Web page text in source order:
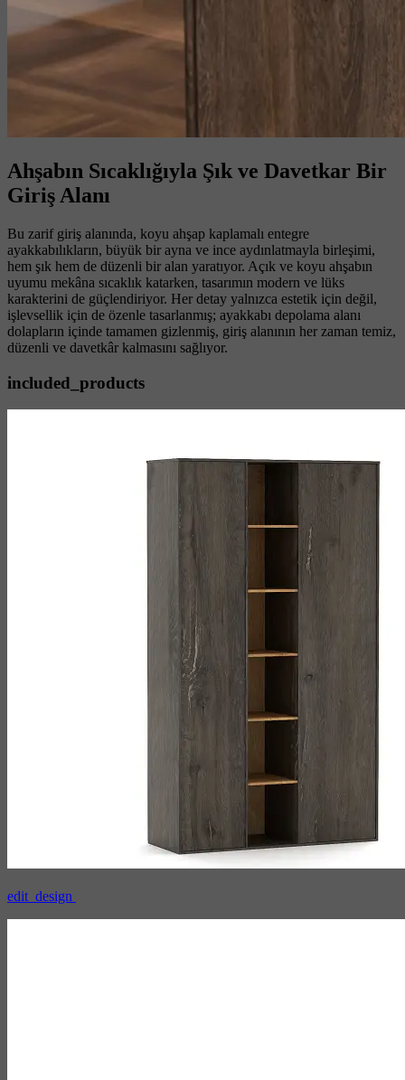
Ahşabın Sıcaklığıyla Şık ve Davetkar Bir
Giriş Alanı
Bu zarif giriş alanında, koyu ahşap kaplamalı entegre
ayakkabılıkların, büyük bir ayna ve ince aydınlatmayla birleşimi,
hem şık hem de düzenli bir alan yaratıyor. Açık ve koyu ahşabın
uyumu mekâna sıcaklık katarken, tasarımın modern ve lüks
karakterini de güçlendiriyor. Her detay yalnızca estetik için değil,
işlevsellik için de özenle tasarlanmış; ayakkabı depolama alanı
dolapların içinde tamamen gizlenmiş, giriş alanının her zaman temiz,
düzenli ve davetkâr kalmasını sağlıyor.
included_products
edit_design